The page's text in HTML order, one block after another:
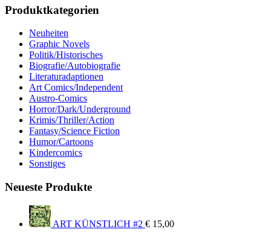
Produktkategorien
Neuheiten
Graphic Novels
Politik/Historisches
Biografie/Autobiografie
Literaturadaptionen
Art Comics/Independent
Austro-Comics
Horror/Dark/Underground
Krimis/Thriller/Action
Fantasy/Science Fiction
Humor/Cartoons
Kindercomics
Sonstiges
Neueste Produkte
ART KÜNSTLICH #2 € 15,00